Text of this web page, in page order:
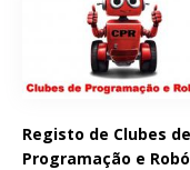
Registo de Clubes de
Programação e